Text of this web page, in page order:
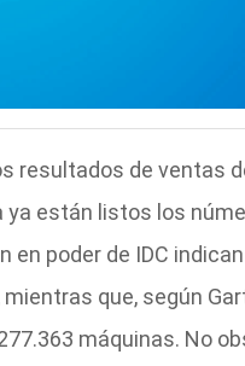
resultados de ventas
están listos los
en poder de IDC
que, según
máquinas. No